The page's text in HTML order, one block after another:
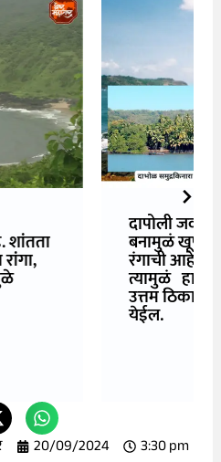
हा किनारा सुरुच्या
इथली वाळू काळसर
स्वच्छ, लखलखीत आहे.
समुद्रस्नानासाठी एक
तुम्हांला इथं मजा
20/09/2024
3:30 pm